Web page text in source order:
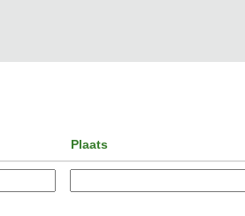
Plaats